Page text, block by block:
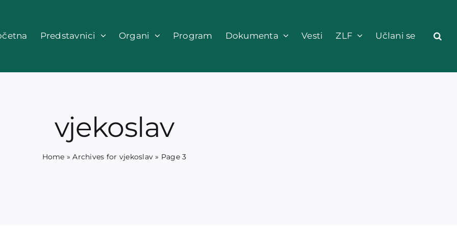
Predstavnici Organi Program Dokumenta Vesti ZLF Učlani se
vjekoslav
Home »Archives for vjekoslav » Page 3